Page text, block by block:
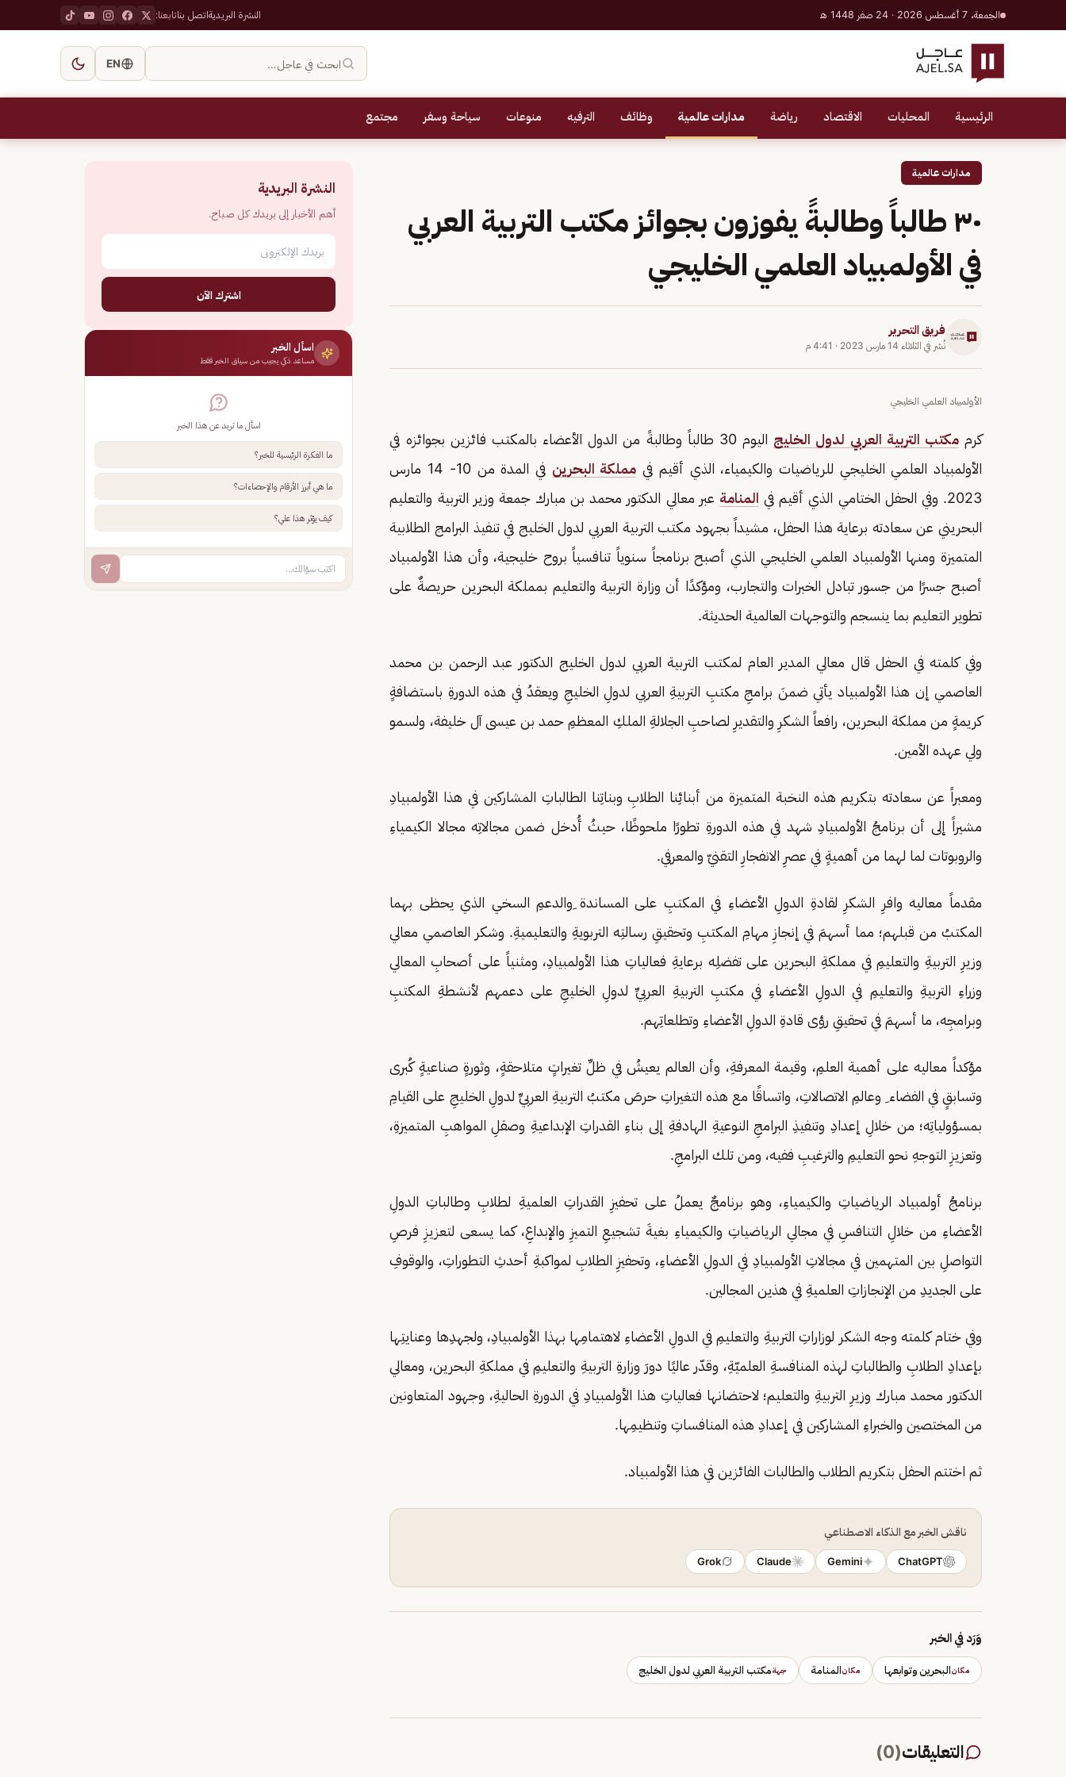
الجمعة، 7 أغسطس 2026 · 24 صفر 1448 هـ النشرة البريديةاتصل بناتابعنا:
ابحث في عاجل… EN
الرئيسية المحليات الاقتصاد رياضة مدارات عالمية وظائف الترفيه منوعات سياحة وسفر مجتمع
مدارات عالمية
٣٠ طالباً وطالبةً يفوزون بجوائز مكتب التربية العربي
في الأولمبياد العلمي الخليجي
فريق التحرير
نُشر في الثلاثاء 14 مارس 2023 · 4:41 م
الأولمبياد العلمي الخليجي
كرممكتب التربية العربي لدول الخليج
‬ اليوم 30 طالباً وطالبةً من الدول الأعضاء بالمكتب فائزين بجوائزه في
الأولمبياد العلمي الخليجي للرياضيات والكيمياء، الذي أقيم في مملكة البحرين
في المدة من 10- 14 مارس
2023. وفي الحفل الختامي الذي أقيم في
المنامة عبر معالي الدكتور محمد بن مبارك جمعة وزير التربية والتعليم
البحريني عن سعادته برعاية هذا الحفل، مشيداً بجهود مكتب التربية العربي لدول الخليج في تنفيذ البرامج الطلابية
المتميزة ومنها الأولمبياد العلمي الخليجي الذي أصبح برنامجاً سنوياً تنافسياً بروح خليجية، وأن هذا الأولمبياد
أصبح جسرًا من جسور تبادل الخبرات والتجارب، ومؤكدًا أن وزارة التربية والتعليم بمملكة البحرين حريصةٌ على
تطوير التعليم بما ينسجم والتوجهات العالمية الحديثة.
وفي كلمته في الحفل قال معالي المدير العام لمكتب التربية العربي لدول الخليج الدكتور عبد الرحمن بن محمد
العاصمي إن هذا الأولمبياد يأتي ضمنَ برامجِ مكتبِ التربيةِ العربي لدولِ الخليجِ ويعقدُ في هذه الدورةِ باستضافةٍ
كريمةٍ من مملكة البحرين، رافعاً الشكرِ والتقديرِ لصاحبِ الجلالةِ الملكِ المعظمِ حمد بن عيسى آل خليفة، ولسمو
ولي عهده الأمين.
ومعبراً عن سعادته بتكريم هذه النخبة المتميزة من أبنائِنا الطلابِ وبناتِنا الطالباتِ المشاركين في هذا الأولمبيادِ
مشيراً إلى أن برنامجُ الأولمبيادِ شهد في هذه الدورةِ تطورًا ملحوظًا، حيثُ أُدخل ضمن مجالاتِه مجالا الكيمياءِ
والروبوتات لما لهما من أهميةٍ في عصرِ الانفجارِ التقنيّ والمعرفي.
مقدماً معاليه وافرِ الشكرِ لقادةِ الدولِ الأعضاءِ في المكتبِ على المساندة ِوالدعمِ السخي الذي يحظى بهما
المكتبُ من قبلهم؛ مما أسهمَ في إنجازِ مهامِ المكتبِ وتحقيقِ رسالتِه التربويةِ والتعليميةِ. وشكر العاصمي معالي
وزيرِ التربيةِ والتعليمِ في مملكةِ البحرين على تفضلِه برعايةِ فعالياتِ هذا الأولمبيادِ، ومثنياً على أصحابِ المعالي
وزراءِ التربيةِ والتعليمِ في الدولِ الأعضاءِ في مكتبِ التربيةِ العربيِّ لدولِ الخليجِ على دعمهم لأنشطةِ المكتبِ
وبرامجِه، ما أسهمَ في تحقيقِ رؤى قادةِ الدولِ الأعضاءِ وتطلعاتِهم.
مؤكداً معاليه على أهمية العلمِ، وقيمة المعرفةِ، وأن العالم يعيشُ في ظلِّ تغيراتٍ متلاحقةٍ، وثورةٍ صناعيةٍ كُبرى
وتسابقٍ في الفضاء ِ وعالمِ الاتصالاتِ، واتساقًا مع هذه التغيراتِ حرصَ مكتبُ التربيةِ العربيِّ لدولِ الخليجِ على القيامِ
بمسؤولياتِه؛ من خلالِ إعدادِ وتنفيذِ البرامجِ النوعيةِ الهادفةِ إلى بناءِ القدراتِ الإبداعيةِ وصقلِ المواهبِ المتميزةِ،
وتعزيزِ التوجهِ نحو التعليمِ والترغيبِ ففيه، ومن تلك البرامجِ.
برنامجُ أولمبياد الرياضياتِ والكيمياءِ، وهو برنامجٌ يعملُ على تحفيزِ القدراتِ العلميةِ لطلابِ وطالباتِ الدولِ
الأعضاءِ من خلالِ التنافسِ في مجالي الرياضياتِ والكيمياءِ بغيةَ تشجيعِ التميزِ والإبداعِ، كما يسعى لتعزيزِ فرصِ
التواصلِ بين المتهمين في مجالاتِ الأولمبيادِ في الدولِ الأعضاءِ، وتحفيزِ الطلابِ لمواكبةِ أحدثِ التطوراتِ، والوقوفِ
على الجديدِ من الإنجازاتِ العلميةِ في هذين المجالين.
وفي ختام كلمته وجه الشكر لوزاراتِ التربيةِ والتعليمِ في الدولِ الأعضاءِ لاهتمامِها بهذا الأولمبيادِ، ولجهدِها وعنايتِها
بإعدادِ الطلابِ والطالباتِ لهذه المنافسةِ العلميّةِ، وقدّر عاليًا دورَ وزارةِ التربيةِ والتعليمِ في مملكةِ البحرين، ومعالي
الدكتور محمد مبارك وزيرِ التربيةِ والتعليم؛ لاحتضانها فعالياتِ هذا الأولمبيادِ في الدورةِ الحاليةِ، وجهود المتعاونين
من المختصين والخبراءِ المشاركين في إعدادِ هذه المنافساتِ وتنظيمِها.
ثم اختتم الحفل بتكريم الطلاب والطالبات الفائزين في هذا الأولمبياد.
ناقش الخبر مع الذكاء الاصطناعي
ChatGPT
Gemini
Claude
Grok
وَرَد في الخبر
مكانالبحرين وتوابعها مكانالمنامة جهةمكتب التربية العربي لدول الخليج
التعليقات(
0
)
النشرة البريدية
أهم الأخبار إلى بريدك كل صباح.
اشترك الآن
اسأل الخبر
مساعد ذكي يجيب من سياق الخبر فقط
اسأل ما تريد عن هذا الخبر
ما الفكرة الرئيسية للخبر؟
ما هي أبرز الأرقام والإحصاءات؟
كيف يؤثر هذا علي؟